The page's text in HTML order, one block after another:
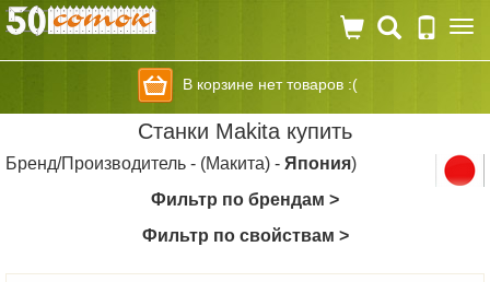
В корзине нет товаров :(
Станки Makita купить
Бренд/Производитель - (Макита) - Япония)
Фильтр по брендам >
Фильтр по свойствам >